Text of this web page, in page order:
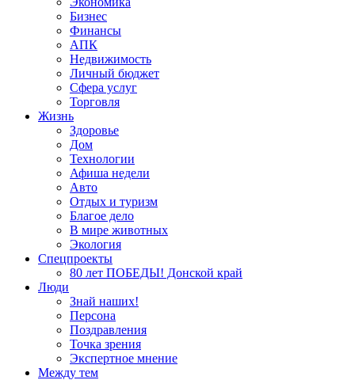
Бизнес
Финансы
АПК
Недвижимость
Личный бюджет
Сфера услуг
Торговля
Жизнь
Здоровье
Дом
Технологии
Афиша недели
Авто
Отдых и туризм
Благое дело
В мире животных
Экология
Спецпроекты
80 лет ПОБЕДЫ! Донской край
Люди
Знай наших!
Персона
Поздравления
Точка зрения
Экспертное мнение
Между тем